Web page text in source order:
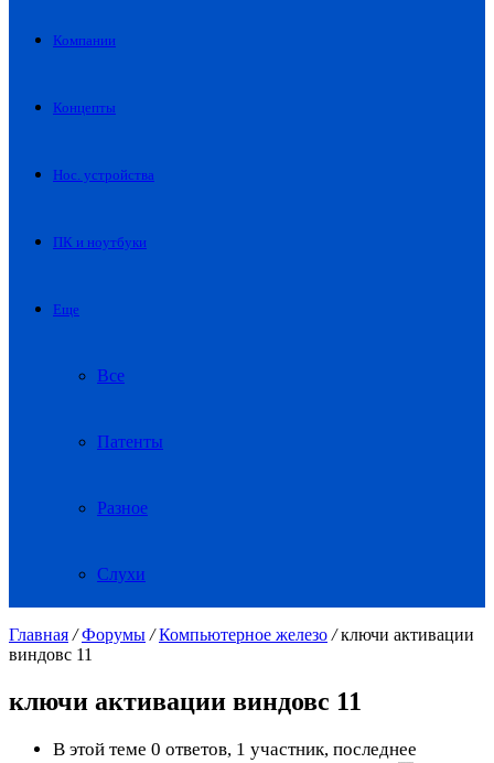
Компании
Концепты
Нос. устройства
ПК и ноутбуки
Еще
Все
Патенты
Разное
Слухи
Главная / Форумы / Компьютерное железо / ключи активации
виндовс 11
ключи активации виндовс 11
В этой теме 0 ответов, 1 участник, последнее